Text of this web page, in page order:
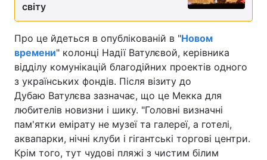
Здоров'я
Цікавинки Погода
Екологія Регіони
Лонгріди
Відео з Youtube Статті
Інтерв'ю Думки
світу
Про це йдеться в опублікованій в "Новом
времени" колонці Надії Ватулєвой, керівника
відділу комунікацій благодійних проектів одного
з українських фондів. Після візиту до
Дубаю Ватулєва зазначає, що це Мекка для
любителів новизни і шику. "Головні визначні
пам'ятки емірату не музеї та галереї, а готелі,
аквапарки, нічні клуби і гігантські торгові центри.
Крім того, тут чудові пляжі з чистим білим